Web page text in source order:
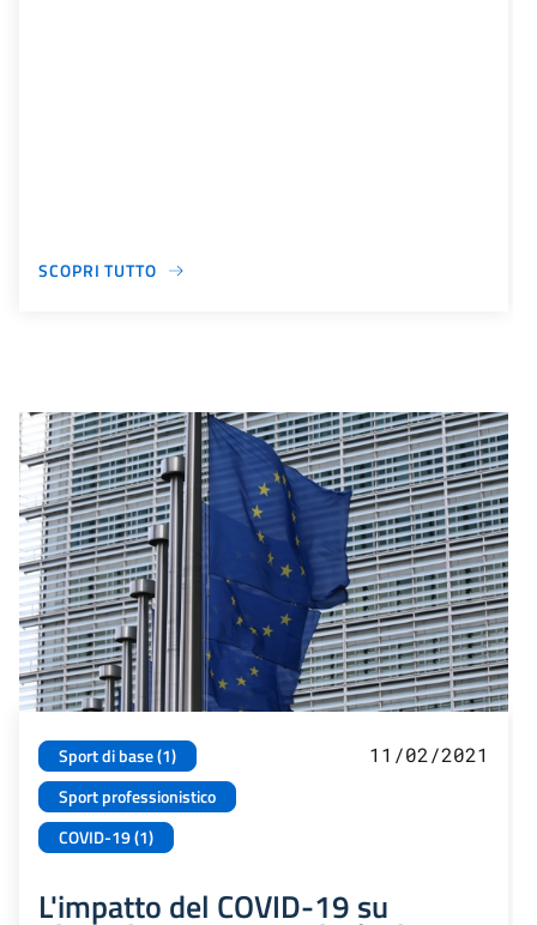
SCOPRI TUTTO
Sport di base (1)
Sport professionistico
COVID-19 (1)
11/02/2021
L'impatto del COVID-19 su